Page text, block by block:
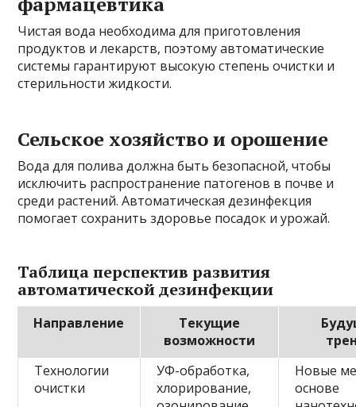
Чистая вода необходима для приготовления
продуктов и лекарств, поэтому автоматические
системы гарантируют высокую степень очистки и
стерильности жидкости.
Сельское хозяйство и орошение
Вода для полива должна быть безопасной, чтобы
исключить распространение патогенов в почве и
среди растений. Автоматическая дезинфекция
помогает сохранить здоровье посадок и урожай.
Таблица перспектив развития
автоматической дезинфекции
Направление
Текущие
возможности
Технологии
очистки
УФ-обработка,
хлорирование,
Новые
основе